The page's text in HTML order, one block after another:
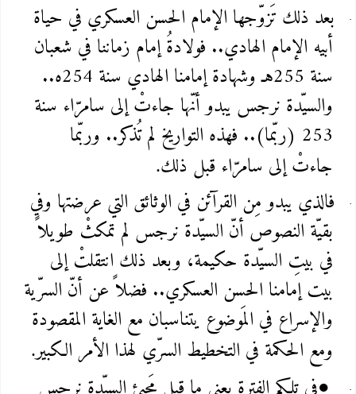
بعد ذلك تَزوّجها الإمام الحسن العسكري في حياة
أبيه الإمام الهادي.. فولادةُ إمام زماننا في شعبان
سنة 255هـ وشهادة إمامنا الهادي سنة 254ه..
والسيّدة نرجس يبدو أنّها جاءتْ إلى سامرّاء سنة
253 (ربّما).. فهذه التواريخ لم تُذكر.. وربّما
جاءتْ إلى سامرّاء قبل ذلك.
فالذي يبدو مِن القرآئن في الوثائق التي عرضتها وفي
بقيّة النصوص أنّ السيّدة نرجس لم تمكثْ طويلاً
في بيتِ السيّدة حكيمة، وبعد ذلك انتقلتْ إلى
بيت إمامنا الحسن العسكري.. فضلاً عن أنّ السرّية
والإسراع في المَوضوع يتناسبان مع الغاية المقصودة
ومع الحكمة في التخطيط السرّي لهذا الأمر الكبير.
●